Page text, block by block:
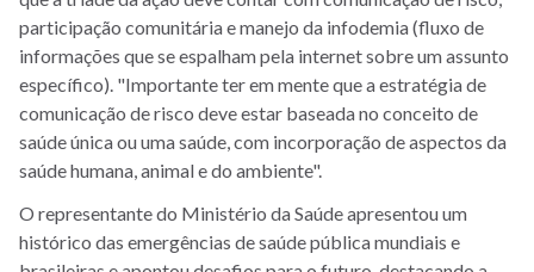
participação comunitária e manejo da infodemia (fluxo de
informações que se espalham pela internet sobre um assunto
específico). "Importante ter em mente que a estratégia de
comunicação de risco deve estar baseada no conceito de
saúde única ou uma saúde, com incorporação de aspectos da
saúde humana, animal e do ambiente".
O representante do Ministério da Saúde apresentou um
histórico das emergências de saúde pública mundiais e